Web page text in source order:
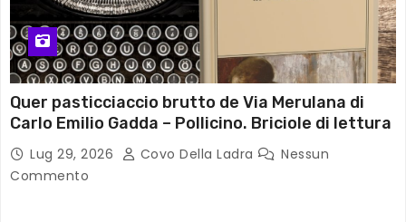
Quer pasticciaccio brutto de Via Merulana di
Carlo Emilio Gadda – Pollicino. Briciole di lettura
Lug 29, 2026 Covo Della Ladra
Nessun
Commento